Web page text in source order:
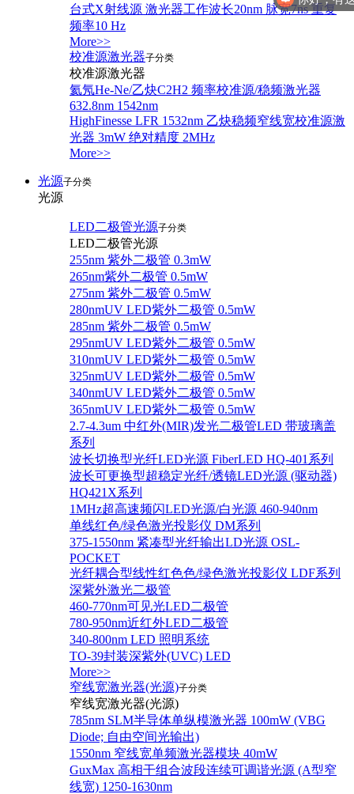
台式X射线源 激光器工作波长20nm 脉宽7ns 重复
频率10 Hz
More>>
校准源激光器子分类
校准源激光器
氦氖He-Ne/乙炔C2H2 频率校准源/稳频激光器
632.8nm 1542nm
HighFinesse LFR 1532nm 乙炔稳频窄线宽校准源激
光器 3mW 绝对精度 2MHz
More>>
光源子分类
光源
LED二极管光源子分类
LED二极管光源
255nm 紫外二极管 0.3mW
265nm紫外二极管 0.5mW
275nm 紫外二极管 0.5mW
280nmUV LED紫外二极管 0.5mW
285nm 紫外二极管 0.5mW
295nmUV LED紫外二极管 0.5mW
310nmUV LED紫外二极管 0.5mW
325nmUV LED紫外二极管 0.5mW
340nmUV LED紫外二极管 0.5mW
365nmUV LED紫外二极管 0.5mW
2.7-4.3um 中红外(MIR)发光二极管LED 带玻璃盖
系列
波长切换型光纤LED光源 FiberLED HQ-401系列
波长可更换型超稳定光纤/透镜LED光源 (驱动器)
HQ421X系列
1MHz超高速频闪LED光源/白光源 460-940nm
单线红色/绿色激光投影仪 DM系列
375-1550nm 紧凑型光纤输出LD光源 OSL-
POCKET
光纤耦合型线性红色色/绿色激光投影仪 LDF系列
深紫外激光二极管
460-770nm可见光LED二极管
780-950nm近红外LED二极管
340-800nm LED 照明系统
TO-39封装深紫外(UVC) LED
More>>
窄线宽激光器(光源)子分类
窄线宽激光器(光源)
785nm SLM半导体单纵模激光器 100mW (VBG
Diode; 自由空间光输出)
1550nm 窄线宽单频激光器模块 40mW
GuxMax 高相干组合波段连续可调谐光源 (A型窄
线宽) 1250-1630nm